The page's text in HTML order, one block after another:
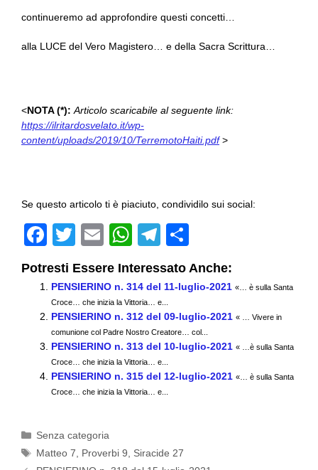
continueremo ad approfondire questi concetti…
alla LUCE del Vero Magistero… e della Sacra Scrittura…
<NOTA (*): Articolo scaricabile al seguente link:
https://ilritardosvelato.it/wp-
content/uploads/2019/10/TerremotoHaiti.pdf>
Se questo articolo ti è piaciuto, condividilo sui social:
F
c
e
b
o
o
k
T
wi
tt
er
E
m
ail
W
at
s
A
p
p
T
el
e
gr
a
m
o
n
vi
di
Potresti Essere Interessato Anche:
PENSIERINO n. 314 del 11-luglio-2021 «… è sulla Santa
Croce… che inizia la Vittoria… e...
PENSIERINO n. 312 del 09-luglio-2021 « … Vivere in
comunione col Padre Nostro Creatore… col...
PENSIERINO n. 313 del 10-luglio-2021 « …è sulla Santa
Croce… che inizia la Vittoria… e...
PENSIERINO n. 315 del 12-luglio-2021 «… è sulla Santa
Croce… che inizia la Vittoria… e...
Categorie
Senza categoria
Tag
Matteo 7, Proverbi 9, Siracide 27